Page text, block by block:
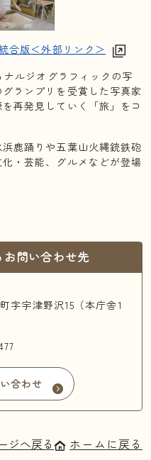
合版＜外部リンク＞
ルジオグラフィックの写
ランプリを受賞した写真家
再発見していく「旅」をコ
鹿踊りや五葉山火縄銃鉄砲
・芸能、グルメなどが登場
お問い合わせ先
字宇津野沢15（本庁舎1
合わせ
ジへ戻る ホームに戻る